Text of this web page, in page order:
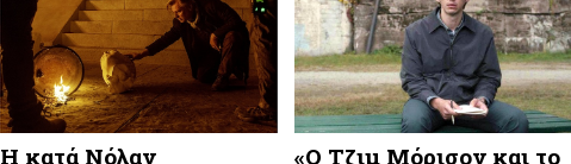
Η κατά Νόλαν
«Ο Τζιμ Μόρισον και το